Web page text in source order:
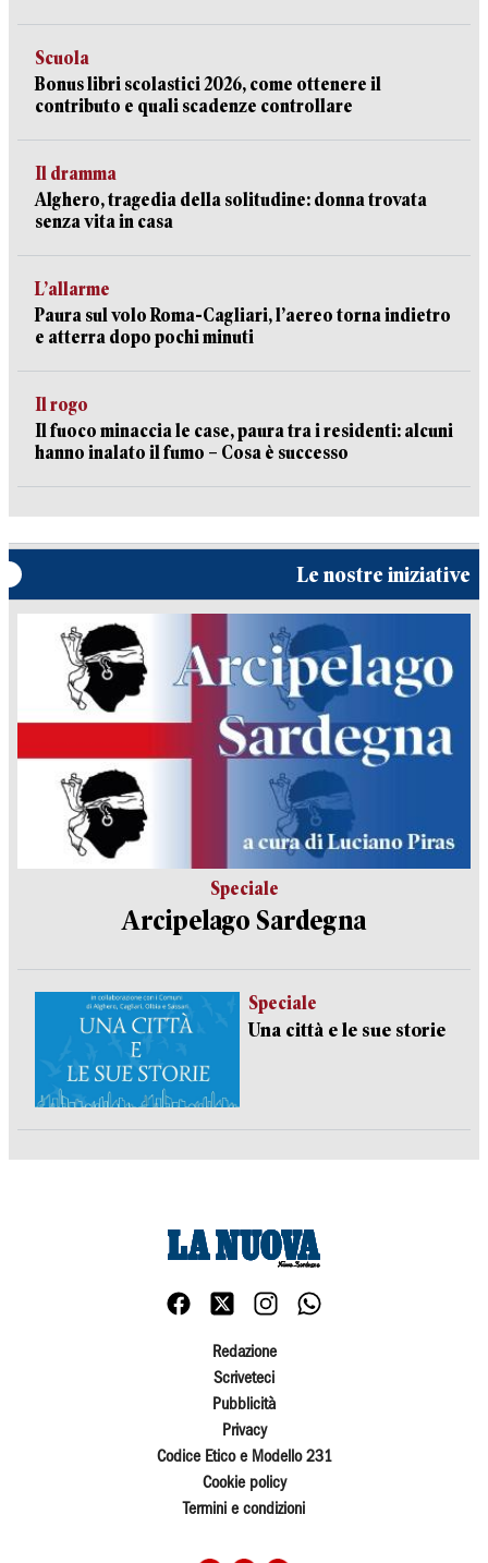
Scuola
Bonus libri scolastici 2026, come ottenere il
contributo e quali scadenze controllare
Il dramma
Alghero, tragedia della solitudine: donna trovata
senza vita in casa
L’allarme
Paura sul volo Roma-Cagliari, l’aereo torna indietro
e atterra dopo pochi minuti
Il rogo
Il fuoco minaccia le case, paura tra i residenti: alcuni
hanno inalato il fumo – Cosa è successo
Le nostre iniziative
Speciale
Arcipelago Sardegna
Speciale
Una città e le sue storie
Redazione
Scriveteci
Pubblicità
Privacy
Codice Etico e Modello 231
Cookie policy
Termini e condizioni